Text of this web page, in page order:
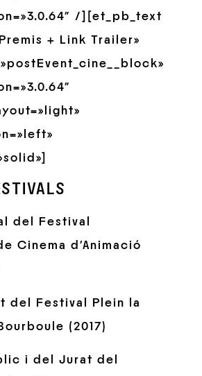
/][et_pb_text
+ Link Trailer»
del Festival
Cinema d’Animació
del Festival Plein la
(2017)
i del Jurat del